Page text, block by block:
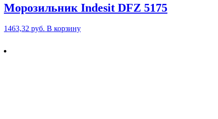
Морозильник Indesit DFZ 5175
1463,32 руб. В корзину